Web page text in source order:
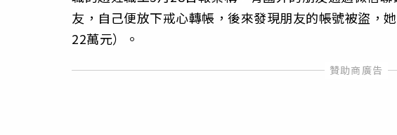
友，自己便放下戒心轉帳，後來發現朋友的帳號被盜，
22萬元）。